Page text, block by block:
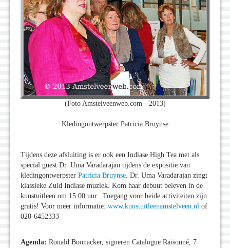
(Foto Amstelveenweb.com - 2013)
Kledingontwerpster Patricia Bruynse
Tijdens deze afsluiting is er ook een Indiase High Tea met als
special guest Dr. Uma Varadarajan tijdens de expositie van
kledingontwerpster Patricia Bruynse. Dr. Uma Varadarajan zingt
klassieke Zuid Indiase muziek. Kom haar debuut beleven in de
kunstuitleen om 15.00 uur. Toegang voor beide activiteiten zijn
gratis! Voor meer informatie: www.kunstuitleenamstelveen.nl of
020-6452333
Agenda: Ronald Boonacker, signeren Catalogue Raisonné, 7